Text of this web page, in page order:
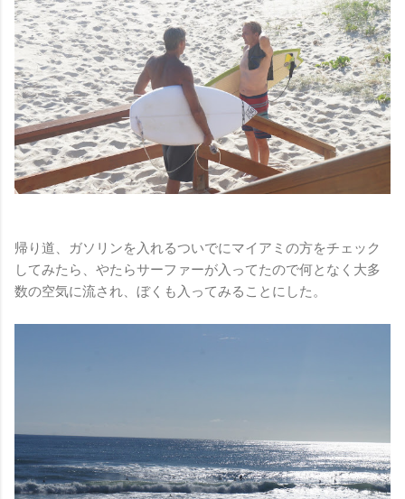
帰り道、ガソリンを入れるついでにマイアミの方をチェック
してみたら、やたらサーファーが入ってたので何となく大多
数の空気に流され、ぼくも入ってみることにした。